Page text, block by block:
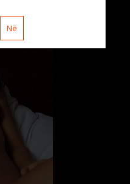
Nē